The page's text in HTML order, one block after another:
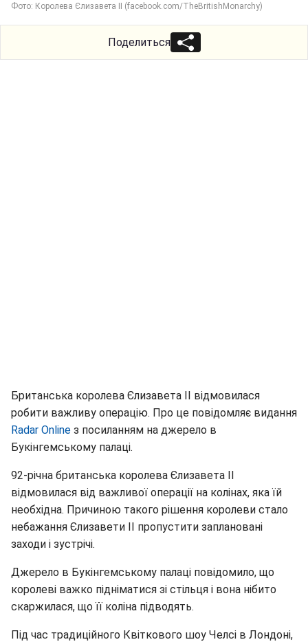
Фото: Королева Єлизавета II (facebook.com/TheBritishMonarchy)
Поделиться
Британська королева Єлизавета II відмовилася
робити важливу операцію. Про це повідомляє видання
Radar Online з посиланням на джерело в
Букінгемському палаці.
92-річна британська королева Єлизавета II
відмовилася від важливої операції на колінах, яка їй
необхідна. Причиною такого рішення королеви стало
небажання Єлизавети II пропустити заплановані
заходи і зустрічі.
Джерело в Букінгемському палаці повідомило, що
королеві важко підніматися зі стільця і вона нібито
скаржилася, що її коліна підводять.
Під час традиційного Квіткового шоу Челсі в Лондоні,